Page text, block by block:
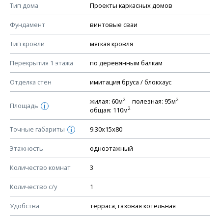
Тип дома Проекты каркасных домов
Фундамент винтовые сваи
Тип кровли мягкая кровля
Перекрытия 1 этажа по деревянным балкам
Отделка стен имитация бруса / блокхаус
Площадь i
жилая: 60м2 полезная: 95м2
общая: 110м2
Точные габариты i 9.30х15х80
Этажность одноэтажный
Количество комнат 3
Количество с/у 1
Удобства терраса, газовая котельная
КОНСТРУКТИВНЫЕ РЕШЕНИЯ (КР)
Ведомость рабочих чертежей основного комплекта КР
План фундамента
Устройство фундамента, спецификация материалов
Планы перекрытий этажей, спецификация элементов
Устройство перекрытий
Устройство стен
Спецификация материалов стен
Схема расположения лаг чердака (если есть)
Схема расположения элементов стропил
Спецификация элементов стропил
Устройство стропильной системы
Узлы устройства кровли